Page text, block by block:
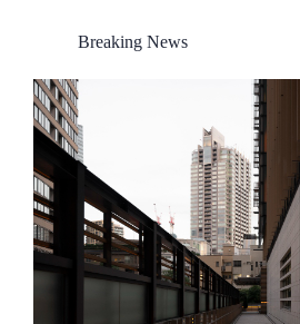
Breaking News